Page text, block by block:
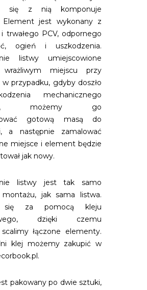
się z nią komponuje
Element jest wykonany z
trwałego PCV, odpornego
ogień i uszkodzenia.
listwy umiejscowione
miejscu przy
przypadku, gdyby doszło
mechanicznego
możemy go
gotową masą do
a następnie zamalować
miejsce i element będzie
jak nowy.
listwy jest tak samo
jak sama listwa.
się za pomocą kleju
dzięki czemu
łączone elementy.
klej możemy zakupić w
pakowany po dwie sztuki,